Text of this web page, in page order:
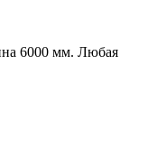
6000 мм. Любая